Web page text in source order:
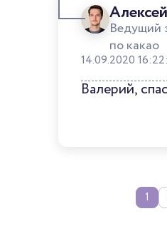
Ведущий
по какао
14.09.2020
Валерий,
1